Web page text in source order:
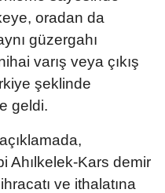
oradan da
güzergahı
varış veya çıkış
şeklinde
geldi.
Ahılkelek-Kars demir
ve ithalatına